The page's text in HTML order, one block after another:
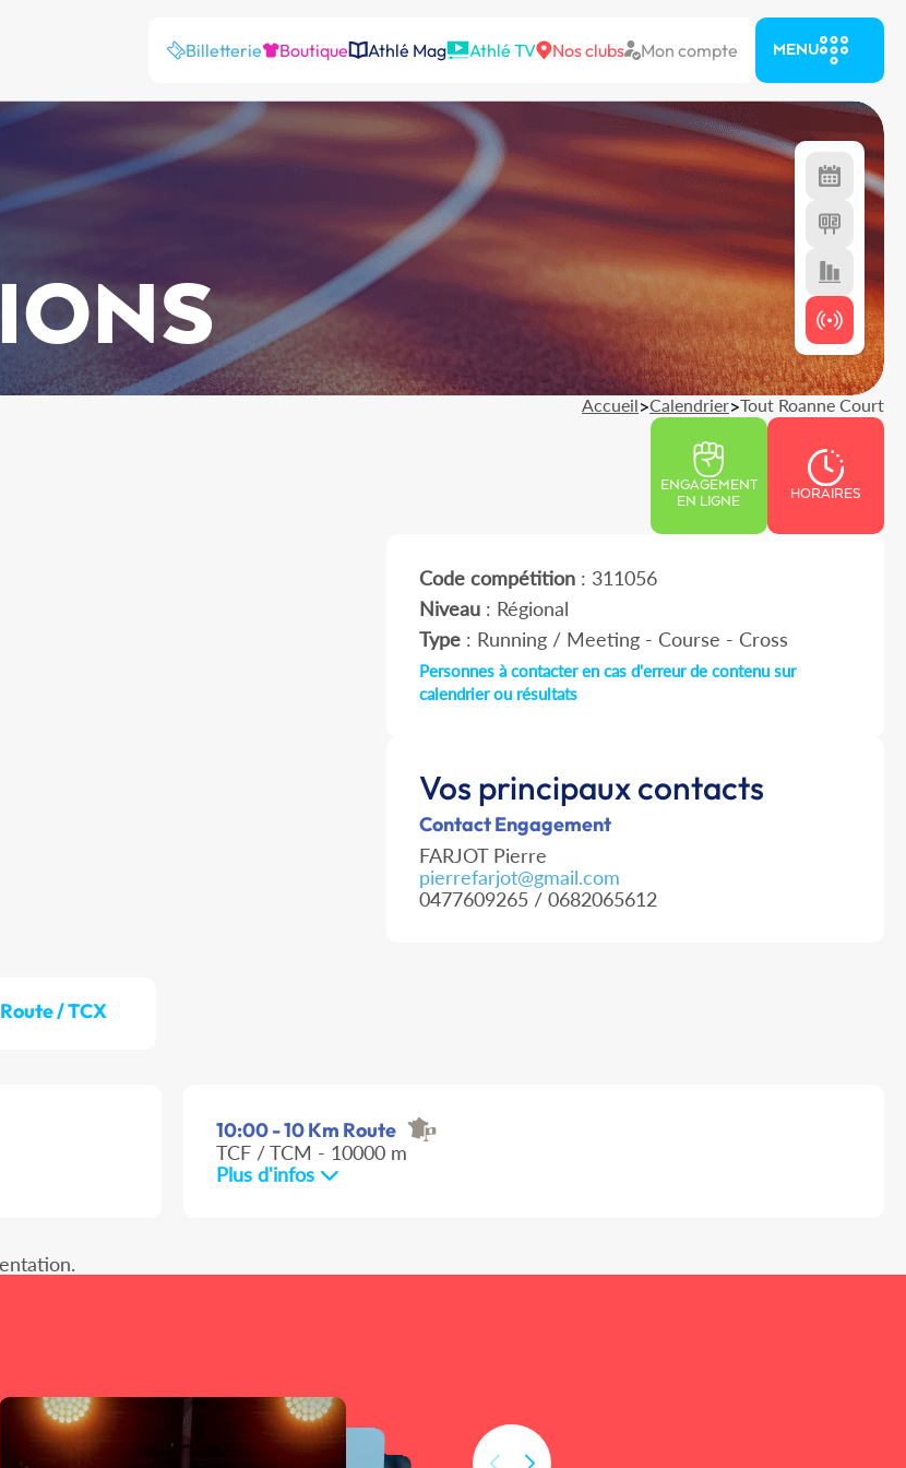
Billetterie Boutique Athlé Mag Athlé TV Nos clubs Mon compte MENU
Accueil>Calendrier>Tout Roanne Court
ENGAGEMENT
EN LIGNE
HORAIRES
Code compétition: 311056
Niveau: Régional
Type: Running / Meeting - Course - Cross
Personnes à contacter en cas d'erreur de contenu sur
calendrier ou résultats
Vos principaux contacts
Contact Engagement
FARJOT Pierre
pierrefarjot@gmail.com
0477609265 / 0682065612
/ TCX
10:00 - 10 Km Route
TCF / TCM - 10000 m
Plus d'infos